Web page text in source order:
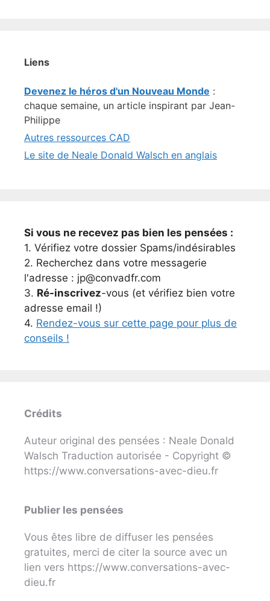
Liens
Devenez le héros d'un Nouveau Monde :
chaque semaine, un article inspirant par Jean-
Philippe
Autres ressources CAD
Le site de Neale Donald Walsch en anglais
Si vous ne recevez pas bien les pensées :
1. Vérifiez votre dossier Spams/indésirables
2. Recherchez dans votre messagerie
l'adresse : jp@convadfr.com
3. Ré-inscrivez-vous (et vérifiez bien votre
adresse email !)
4. Rendez-vous sur cette page pour plus de
conseils !
Crédits
Auteur original des pensées : Neale Donald
Walsch Traduction autorisée - Copyright ©
https://www.conversations-avec-dieu.fr
Publier les pensées
Vous êtes libre de diffuser les pensées
gratuites, merci de citer la source avec un
lien vers https://www.conversations-avec-
dieu.fr